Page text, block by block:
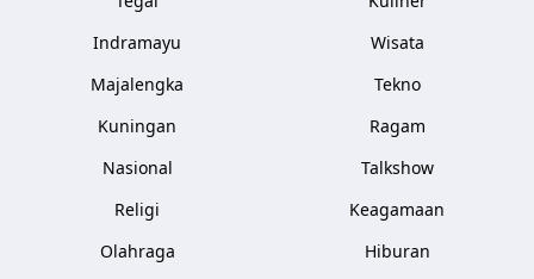
Indramayu
Majalengka
Kuningan
Nasional
Religi
Olahraga
Wisata
Tekno
Ragam
Talkshow
Keagamaan
Hiburan